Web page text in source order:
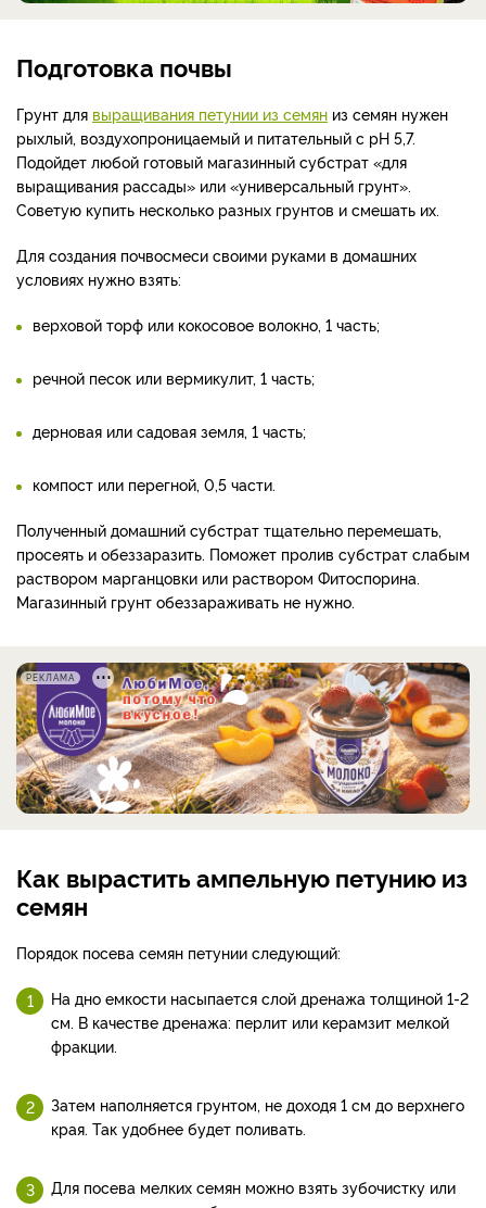
Подготовка почвы
Грунт для выращивания петунии из семян из семян нужен
рыхлый, воздухопроницаемый и питательный с рН 5,7.
Подойдет любой готовый магазинный субстрат «для
выращивания рассады» или «универсальный грунт».
Советую купить несколько разных грунтов и смешать их.
Для создания почвосмеси своими руками в домашних
условиях нужно взять:
верховой торф или кокосовое волокно, 1 часть;
речной песок или вермикулит, 1 часть;
дерновая или садовая земля, 1 часть;
компост или перегной, 0,5 части.
Полученный домашний субстрат тщательно перемешать,
просеять и обеззаразить. Поможет пролив субстрат слабым
раствором марганцовки или раствором Фитоспорина.
Магазинный грунт обеззараживать не нужно.
РЕКЛАМА
Как вырастить ампельную петунию из
семян
Порядок посева семян петунии следующий:
На дно емкости насыпается слой дренажа толщиной 1-2
см. В качестве дренажа: перлит или керамзит мелкой
фракции.
Затем наполняется грунтом, не доходя 1 см до верхнего
края. Так удобнее будет поливать.
Для посева мелких семян можно взять зубочистку или